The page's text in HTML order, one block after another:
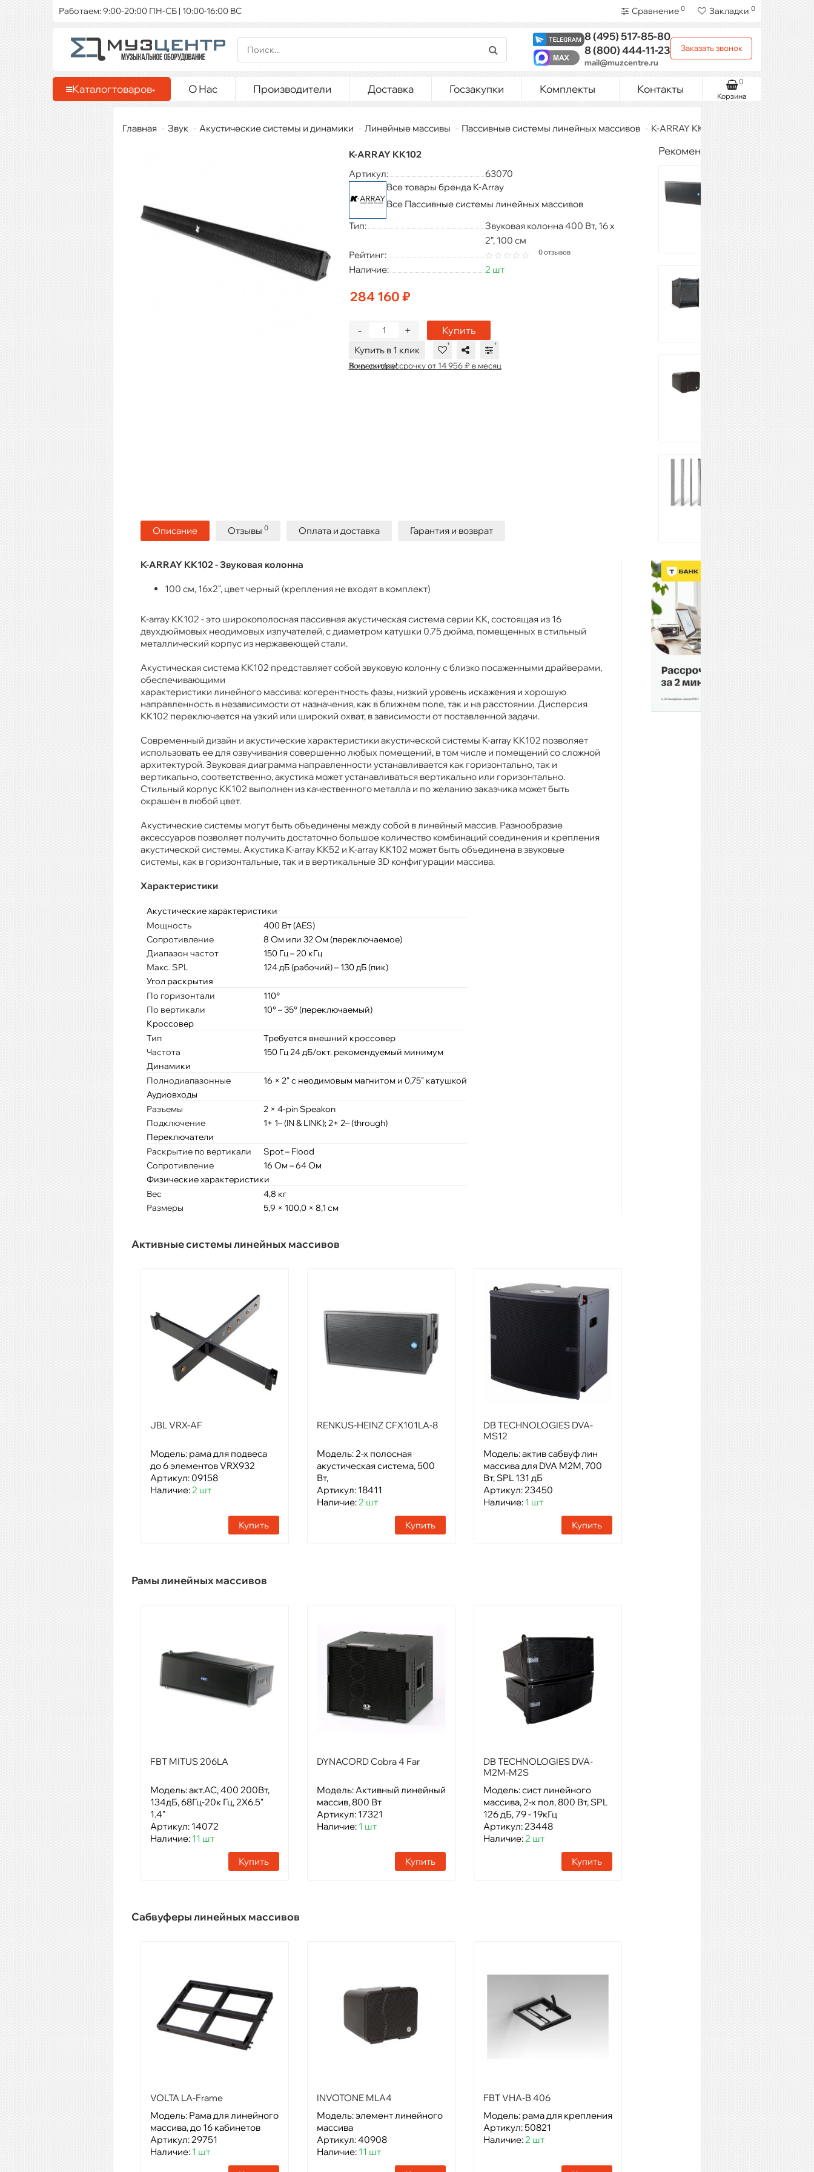
Работаем: 9:00-20:00 ПН-СБ | 10:00-16:00 ВС Сравнение 0 Закладки 0
8 (495)517-85-80
8 (800)444-11-23
mail@muzcentre.ru
Заказать звонок
Каталогтоваров О Нас Производители Доставка Госзакупки Комплекты Контакты
Корзина
0
Главная Звук Акустические системы и динамики Линейные массивы Пассивные системы линейных массивов K-ARRAY KK102
K-ARRAY KK102
Артикул:
63070
Все товары бренда K-Array
Все Пассивные системы линейных массивов
Тип:
Звуковая колонна 400 Вт, 16 х
2”, 100 см
Рейтинг:
0 отзывов
Наличие: 2 шт
284 160 ₽
+
- Купить
Купить в 1 клик
В кредит/рассрочку от 14 956 ₽ в месяц
Хочу скидку!
Описание Отзывы 0 Оплата и доставка Гарантия и возврат
K-ARRAY KK102 - Звуковая колонна
100 см, 16x2", цвет черный (крепления не входят в комплект)
K-array KK102 - это широкополосная пассивная акустическая система серии KK, состоящая из 16
двухдюймовых неодимовых излучателей, с диаметром катушки 0.75 дюйма, помещенных в стильный
металлический корпус из нержавеющей стали.
Акустическая система KK102 представляет собой звуковую колонну с близко посаженными драйверами,
обеспечивающими
характеристики линейного массива: когерентность фазы, низкий уровень искажения и хорошую
направленность в независимости от назначения, как в ближнем поле, так и на расстоянии. Дисперсия
KK102 переключается на узкий или широкий охват, в зависимости от поставленной задачи.
Современный дизайн и акустические характеристики акустической системы K-array KK102 позволяет
использовать ее для озвучивания совершенно любых помещений, в том числе и помещений со сложной
архитектурой. Звуковая диаграмма направленности устанавливается как горизонтально, так и
вертикально, соответственно, акустика может устанавливаться вертикально или горизонтально.
Стильный корпус KK102 выполнен из качественного металла и по желанию заказчика может быть
окрашен в любой цвет.
Акустические системы могут быть объединены между собой в линейный массив. Разнообразие
аксессуаров позволяет получить достаточно большое количество комбинаций соединения и крепления
акустической системы. Акустика K-array KK52 и K-array KK102 может быть объединена в звуковые
системы, как в горизонтальные, так и в вертикальные 3D конфигурации массива.
Характеристики
Акустические характеристики
Мощность
400 Вт (AES)
Сопротивление
8 Ом или 32 Ом (переключаемое)
Диапазон частот
150 Гц – 20 кГц
Макс. SPL
124 дБ (рабочий) – 130 дБ (пик)
Угол раскрытия
По горизонтали
110°
По вертикали
10° – 35° (переключаемый)
Кроссовер
Тип
Требуется внешний кроссовер
Частота
150 Гц 24 дБ/окт. рекомендуемый минимум
Динамики
Полнодиапазонные
16 × 2” с неодимовым магнитом и 0,75” катушкой
Аудиовходы
Разъемы
2 × 4-pin Speakon
Подключение
1+ 1– (IN & LINK); 2+ 2– (through)
Переключатели
Раскрытие по вертикали
Spot – Flood
Сопротивление
16 Ом – 64 Ом
Физические характеристики
Вес
4,8 кг
Размеры
5,9 × 100,0 × 8,1 см
Активные системы линейных массивов
JBL VRX-AF
Модель: рама для подвеса
до 6 элементов VRX932
Артикул: 09158
Наличие:2 шт
Купить
RENKUS-HEINZ CFX101LA-8
Модель: 2-х полосная
акустическая система, 500
Вт,
Артикул: 18411
Наличие:2 шт
Купить
DB TECHNOLOGIES DVA-
MS12
Модель: актив сабвуф лин
массива для DVA M2M, 700
Вт, SPL 131 дБ
Артикул: 23450
Наличие: 1 шт
Купить
Рамы линейных массивов
FBT MITUS 206LA
Модель: акт.АС, 400 200Вт,
134дБ, 68Гц-20к Гц, 2X6.5"
1.4"
Артикул: 14072
Наличие: 11 шт
Купить
DYNACORD Cobra 4 Far
Модель: Активный линейный
массив, 800 Вт
Артикул: 17321
Наличие: 1 шт
Купить
DB TECHNOLOGIES DVA-
M2M-M2S
Модель: сист линейного
массива, 2-х пол, 800 Вт, SPL
126 дБ, 79 - 19кГц
Артикул: 23448
Наличие:2 шт
Купить
Сабвуферы линейных массивов
VOLTA LA-Frame
Модель: Рама для линейного
массива, до 16 кабинетов
Артикул: 29751
Наличие: 1 шт
INVOTONE MLA4
Модель: элемент линейного
массива
Артикул: 40908
Наличие: 11 шт
FBT VHA-B 406
Модель: рама для крепления
Артикул: 50821
Наличие:2 шт
Рекомендуемые товары